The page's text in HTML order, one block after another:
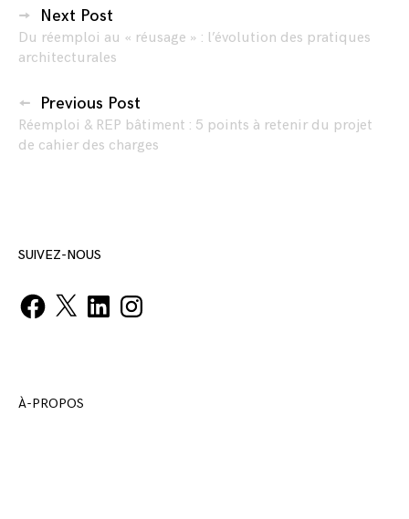
in
Articles
web,
Navigation
des
Next Post
Du réemploi au « réusage » : l’évolution des pratiques
architecturales
Previous Post
Réemploi & REP bâtiment : 5 points à retenir du projet
de cahier des charges
SUIVEZ-NOUS
Facebook
X LinkedInInstagram
À-PROPOS